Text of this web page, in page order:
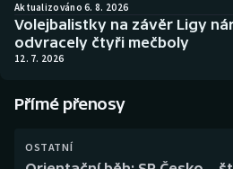
Boby a skeleton
Curling
Dostihy
AZ kvíz
Aktualizováno 6. 8. 2026
Volejbalistky na závěr Ligy
odvracely čtyři mečboly
12. 7. 2026
Přímé přenosy
OSTATNÍ